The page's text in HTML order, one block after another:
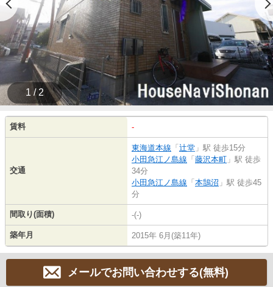
1 / 2
賃料 -
交通
東海道本線 「 辻堂 」駅 徒歩15分
小田急江ノ島線 「 藤沢本町 」駅 徒歩
34分
小田急江ノ島線 「 本鵠沼 」駅 徒歩45
分
間取り(面積) -(-)
築年月 2015年 6月(築11年)
メールでお問い合わせする(無料)